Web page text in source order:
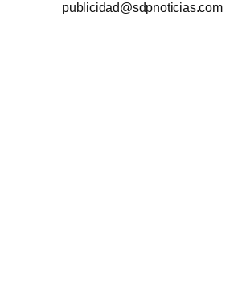
publicidad@sdpnoticias.com